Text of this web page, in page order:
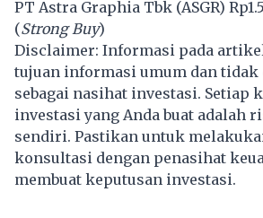
PT Astra Graphia Tbk (ASGR)
(Strong Buy)
Disclaimer: Informasi pada
tujuan informasi umum dan
sebagai nasihat investasi. Setiap
investasi yang Anda buat adalah
sendiri. Pastikan untuk
konsultasi dengan penasihat
membuat keputusan investasi.